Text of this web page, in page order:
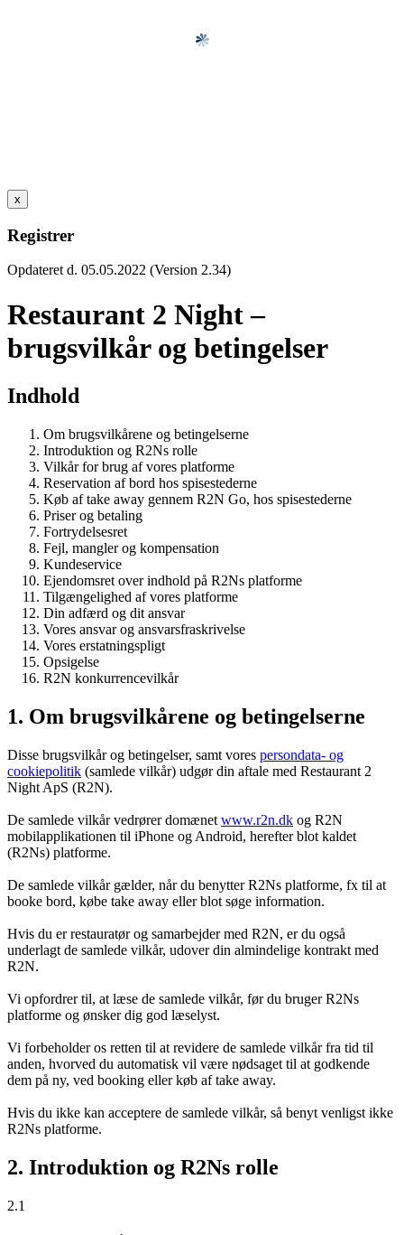
x
Registrer
Opdateret d. 05.05.2022 (Version 2.34)
Restaurant 2 Night –
brugsvilkår og betingelser
Indhold
Om brugsvilkårene og betingelserne
Introduktion og R2Ns rolle
Vilkår for brug af vores platforme
Reservation af bord hos spisestederne
Køb af take away gennem R2N Go, hos spisestederne
Priser og betaling
Fortrydelsesret
Fejl, mangler og kompensation
Kundeservice
Ejendomsret over indhold på R2Ns platforme
Tilgængelighed af vores platforme
Din adfærd og dit ansvar
Vores ansvar og ansvarsfraskrivelse
Vores erstatningspligt
Opsigelse
R2N konkurrencevilkår
1. Om brugsvilkårene og betingelserne
Disse brugsvilkår og betingelser, samt vores persondata- og
cookiepolitik (samlede vilkår) udgør din aftale med Restaurant 2
Night ApS (R2N).
De samlede vilkår vedrører domænet www.r2n.dk og R2N
mobilapplikationen til iPhone og Android, herefter blot kaldet
(R2Ns) platforme.
De samlede vilkår gælder, når du benytter R2Ns platforme, fx til at
booke bord, købe take away eller blot søge information.
Hvis du er restauratør og samarbejder med R2N, er du også
underlagt de samlede vilkår, udover din almindelige kontrakt med
R2N.
Vi opfordrer til, at læse de samlede vilkår, før du bruger R2Ns
platforme og ønsker dig god læselyst.
Vi forbeholder os retten til at revidere de samlede vilkår fra tid til
anden, hvorved du automatisk vil være nødsaget til at godkende
dem på ny, ved booking eller køb af take away.
Hvis du ikke kan acceptere de samlede vilkår, så benyt venligst ikke
R2Ns platforme.
2. Introduktion og R2Ns rolle
2.1